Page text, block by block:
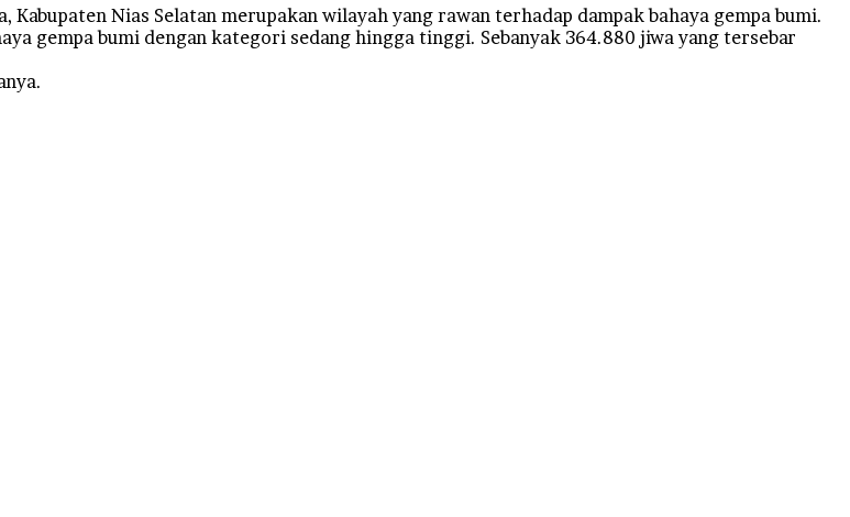
Nias Selatan merupakan wilayah yang rawan terhadap dampak bahaya gempa bumi.
gempa bumi dengan kategori sedang hingga tinggi. Sebanyak 364.880 jiwa yang tersebar